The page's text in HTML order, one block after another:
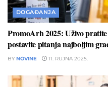
DOGAĐANJA
PromoArh 2025: Uživo
postavite pitanja najboljim
BY NOVINE 11. RUJNA 2025.